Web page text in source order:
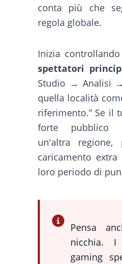
conta più che
regola globale.
Inizia
spettatori
Studio → Analisi
quella località
riferimento.” Se il
forte pubblico
un'altra regione,
caricamento
loro periodo di
Pensa
nicchia.
gaming